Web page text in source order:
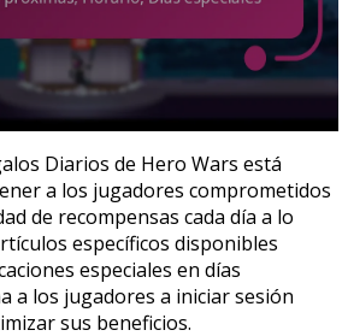
Diarios de Hero Wars está
a los jugadores comprometidos
de recompensas cada día a lo
específicos disponibles
especiales en días
a los jugadores a iniciar sesión
sus beneficios.